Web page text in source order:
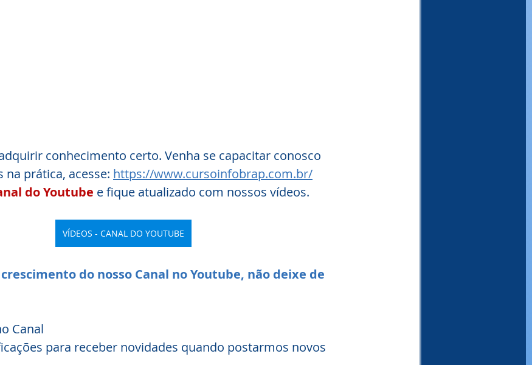
conhecimento certo. Venha se capacitar conosco
na prática, acesse: https://www.cursoinfobrap.com.br/
do Youtube e fique atualizado com nossos vídeos.
VÍDEOS - CANAL DO YOUTUBE
do nosso Canal no Youtube, não deixe de
Canal
para receber novidades quando postarmos novos